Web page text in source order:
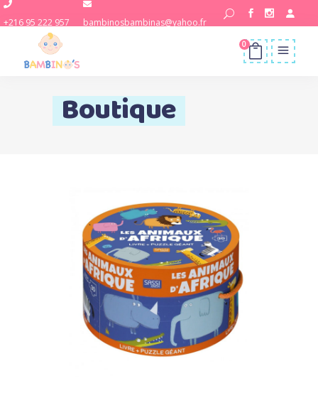
+216 95 222 957 bambinosbambinas@yahoo.fr
0
Boutique